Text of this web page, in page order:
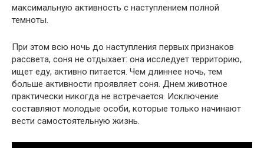
максимальную активность с наступлением полной
темноты.
При этом всю ночь до наступления первых признаков
рассвета, соня не отдыхает: она исследует территорию,
ищет еду, активно питается. Чем длиннее ночь, тем
больше активности проявляет соня. Днем животное
практически никогда не встречается. Исключение
составляют молодые особи, которые только начинают
вести самостоятельную жизнь.